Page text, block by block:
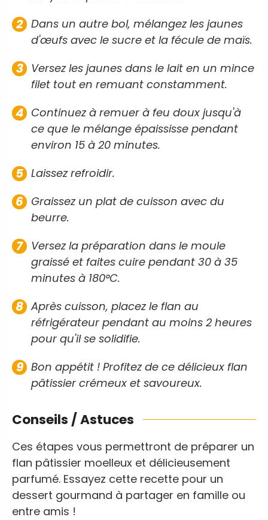
Dans un autre bol, mélangez les jaunes
d'œufs avec le sucre et la fécule de maïs.
Versez les jaunes dans le lait en un mince
filet tout en remuant constamment.
Continuez à remuer à feu doux jusqu'à
ce que le mélange épaississe pendant
environ 15 à 20 minutes.
Laissez refroidir.
Graissez un plat de cuisson avec du
beurre.
Versez la préparation dans le moule
graissé et faites cuire pendant 30 à 35
minutes à 180°C.
Après cuisson, placez le flan au
réfrigérateur pendant au moins 2 heures
pour qu'il se solidifie.
Bon appétit ! Profitez de ce délicieux flan
pâtissier crémeux et savoureux.
Conseils / Astuces
Ces étapes vous permettront de préparer un
flan pâtissier moelleux et délicieusement
parfumé. Essayez cette recette pour un
dessert gourmand à partager en famille ou
entre amis !